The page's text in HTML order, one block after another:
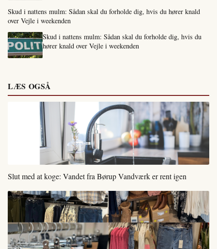
Skud i nattens mulm: Sådan skal du forholde dig, hvis du hører knald
over Vejle i weekenden
Skud i nattens mulm: Sådan skal du forholde dig, hvis du
hører knald over Vejle i weekenden
LÆS OGSÅ
Slut med at koge: Vandet fra Børup Vandværk er rent igen